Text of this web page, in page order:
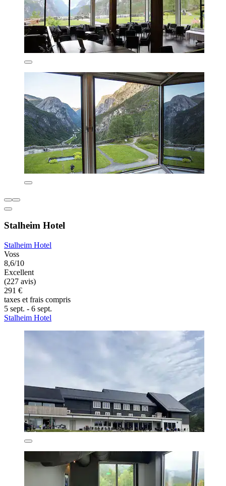
Stalheim Hotel
Stalheim Hotel
Voss
8,6/10
Excellent
(227 avis)
291 €
taxes et frais compris
5 sept. - 6 sept.
Stalheim Hotel